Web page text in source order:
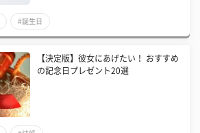
#誕生日
【決定版】彼女にあげたい！ おすすめ
の記念日プレゼント20選